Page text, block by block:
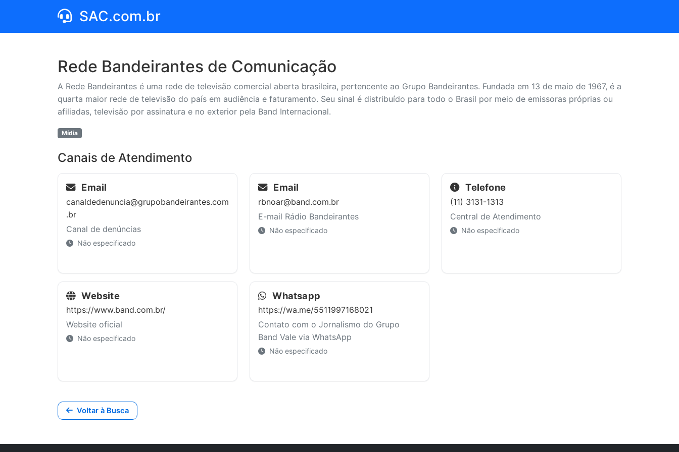
SAC.com.br
Rede Bandeirantes de Comunicação
A Rede Bandeirantes é uma rede de televisão comercial aberta brasileira, pertencente ao Grupo Bandeirantes. Fundada em 13 de maio de 1967, é a
quarta maior rede de televisão do país em audiência e faturamento. Seu sinal é distribuído para todo o Brasil por meio de emissoras próprias ou
afiliadas, televisão por assinatura e no exterior pela Band Internacional.
Mídia
Canais de Atendimento
Email
canaldedenuncia@grupobandeirantes.com
.br
Canal de denúncias
Não especificado
Email
rbnoar@band.com.br
E-mail Rádio Bandeirantes
Não especificado
Telefone
(11) 3131-1313
Central de Atendimento
Não especificado
Website
https://www.band.com.br/
Website oficial
Não especificado
Whatsapp
https://wa.me/5511997168021
Contato com o Jornalismo do Grupo
Band Vale via WhatsApp
Não especificado
Voltar à Busca